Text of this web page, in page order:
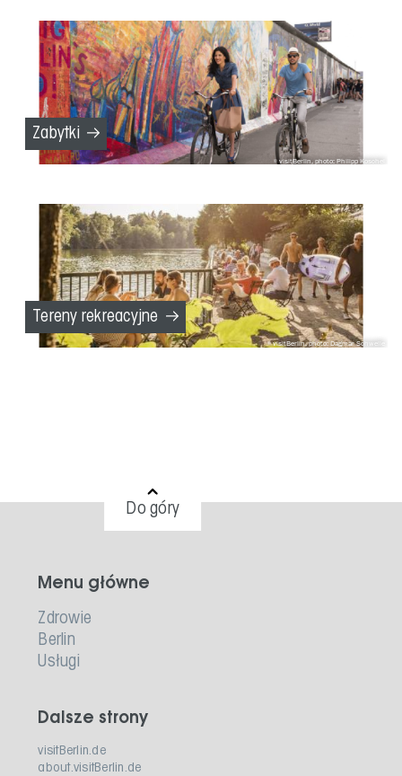
visitBerlin, photo: Philipp Koschel
Zabytki
visitBerlin, photo: Dagmar Schwelle
Tereny rekreacyjne
Do góry
Menu główne
Zdrowie
Berlin
Usługi
Dalsze strony
visitBerlin.de
about.visitBerlin.de